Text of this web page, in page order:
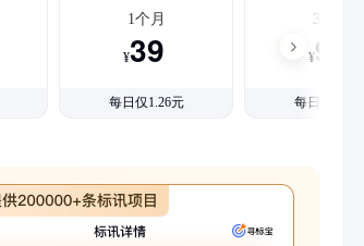
1个月
¥39
每日仅1.26元
3个月
¥99
每日仅1.08元